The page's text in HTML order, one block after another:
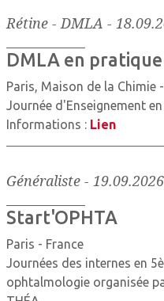
Rétine - DMLA -
DMLA en pratique
Paris, Maison de la Chimie
Journée d'Enseignement
Informations : Lien
Généraliste-
Start'OPHTA
Paris - France
Journées des internes en
ophtalmologie organisée